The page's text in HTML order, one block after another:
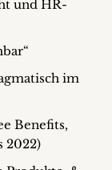
und HR-
im
Benefits,
2022)